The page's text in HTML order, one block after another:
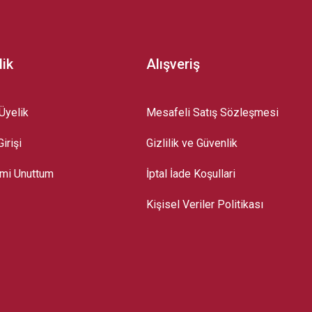
Unuttum
Alışveriş
Mesafeli Satış Sözleşmesi
Gizlilik ve Güvenlik
İptal İade Koşullari
Kişisel Veriler Politikası